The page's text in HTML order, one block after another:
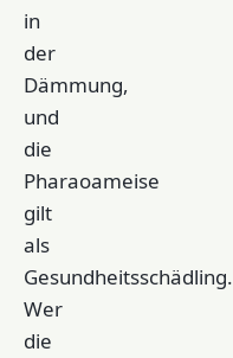
in
der
Dämmung,
und
die
Pharaoameise
gilt
als
Gesundheitsschädling.
Wer
die